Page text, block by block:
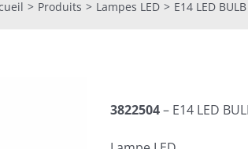
> Produits > Lampes LED > E14 LED
3822504– E14 LED